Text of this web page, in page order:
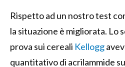
Rispetto ad un nostro test
la situazione è migliorata. Lo
prova sui cereali Kellogg
quantitativo di acrilammide